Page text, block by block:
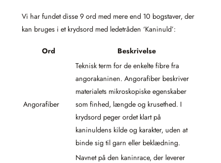
Vi har fundet disse 9 ord med mere end 10 bogstaver, der
kan bruges i et krydsord med ledetråden ‘Kaninuld’:
Ord Beskrivelse
Angorafiber
Teknisk term for de enkelte fibre fra
angorakaninen. Angorafiber beskriver
materialets mikroskopiske egenskaber
som finhed, længde og krusethed. I
krydsord peger ordet klart på
kaninuldens kilde og karakter, uden at
binde sig til garn eller beklædning.
Navnet på den kaninrace, der leverer